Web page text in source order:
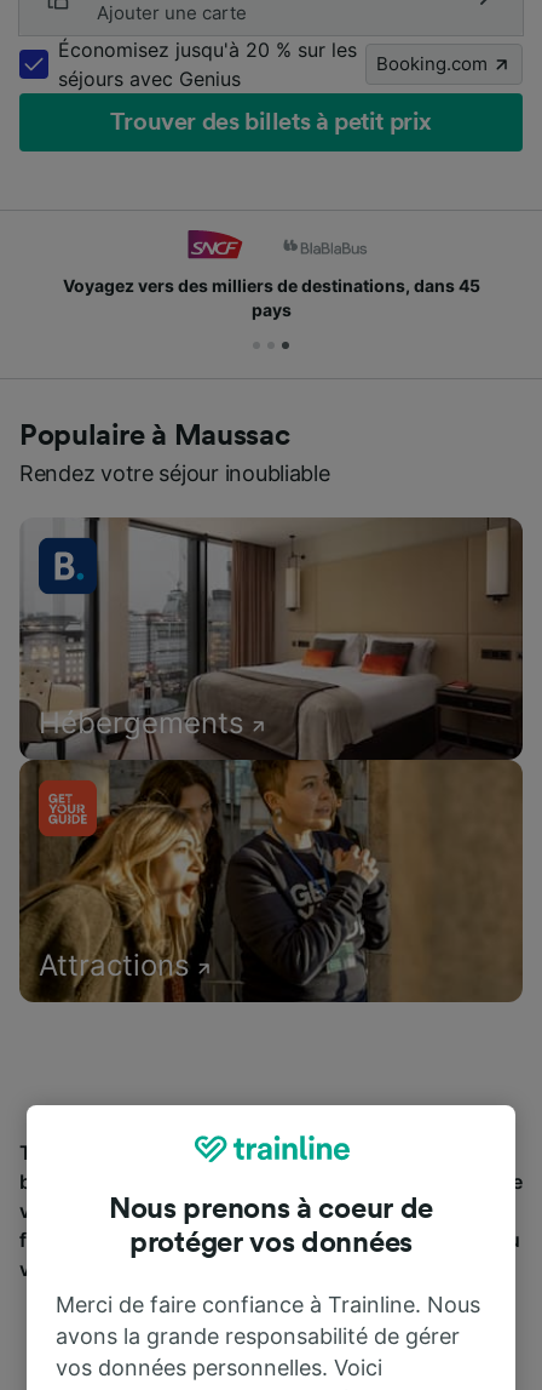
Ajouter une carte
Économisez jusqu'à 20 % sur les
séjours avec Genius
Booking.com
Trouver des billets à petit prix
Voyagez vers des milliers de destinations, dans 45
pays
Populaire à Maussac
Rendez votre séjour inoubliable
Hébergements
Attractions
Trouvez les informations essentielles et réservez vos
billets de train à partir de et jusqu'à Maussac. Trainline
vous emmène dans 45 pays avec 270 compagnies
ferroviaires et de bus, dontSNCF. Découvrez jusqu’où
vous pouvez voyager avec Trainline aujourd’hui.
Nous prenons à coeur de
protéger vos données
Merci de faire confiance à Trainline. Nous
avons la grande responsabilité de gérer
vos données personnelles. Voici